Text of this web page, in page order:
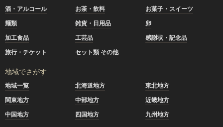
酒・アルコール
お茶・飲料
お菓子・スイーツ
麺類
雑貨・日用品
卵
加工食品
工芸品
感謝状・記念品
旅行・チケット
セット類 その他
地域でさがす
地域一覧 北海道地方
東北地方
関東地方
中部地方
近畿地方
中国地方
四国地方 九州地方